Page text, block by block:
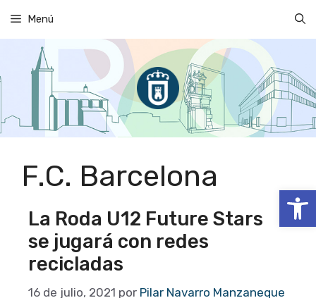
Abrir
contenido
Menú
F.C. Barcelona
La Roda U12 Future Stars
se jugará con redes
recicladas
16 de julio, 2021 por Pilar Navarro Manzaneque